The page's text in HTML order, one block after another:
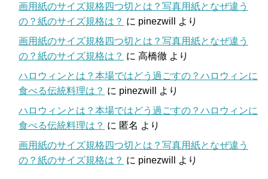
画用紙のサイズ規格四つ切とは？写真用紙となぜ違う
の？紙のサイズ規格は？ に pinezwill
より
画用紙のサイズ規格四つ切とは？写真用紙となぜ違う
の？紙のサイズ規格は？ に 高橋徹 より
ハロウィンとは？本場ではどう過ごすの？ハロウィンに
食べる伝統料理は？ に pinezwill
より
ハロウィンとは？本場ではどう過ごすの？ハロウィンに
食べる伝統料理は？ に 匿名 より
画用紙のサイズ規格四つ切とは？写真用紙となぜ違う
の？紙のサイズ規格は？ に pinezwill より